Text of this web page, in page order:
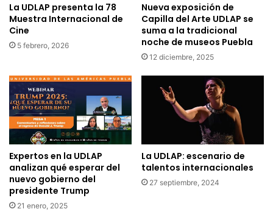
La UDLAP presenta la 78
Muestra Internacional de
Cine
5 febrero, 2026
Nueva exposición de
Capilla del Arte UDLAP se
suma a la tradicional
noche de museos Puebla
12 diciembre, 2025
Expertos en la UDLAP
analizan qué esperar del
nuevo gobierno del
presidente Trump
21 enero, 2025
La UDLAP: escenario de
talentos internacionales
27 septiembre, 2024